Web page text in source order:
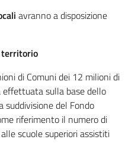
avranno a disposizione
di Comuni dei 12 milioni di
sulla base dello
del Fondo
riferimento il numero di
scuole superiori assistiti